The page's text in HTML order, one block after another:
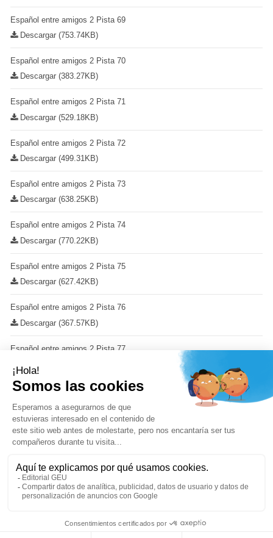
Español entre amigos 2 Pista 69
Descargar (753.74KB)
Español entre amigos 2 Pista 70
Descargar (383.27KB)
Español entre amigos 2 Pista 71
Descargar (529.18KB)
Español entre amigos 2 Pista 72
Descargar (499.31KB)
Español entre amigos 2 Pista 73
Descargar (638.25KB)
Español entre amigos 2 Pista 74
Descargar (770.22KB)
Español entre amigos 2 Pista 75
Descargar (627.42KB)
Español entre amigos 2 Pista 76
Descargar (367.57KB)
Español entre amigos 2 Pista 77
Productos en la misma categoría: